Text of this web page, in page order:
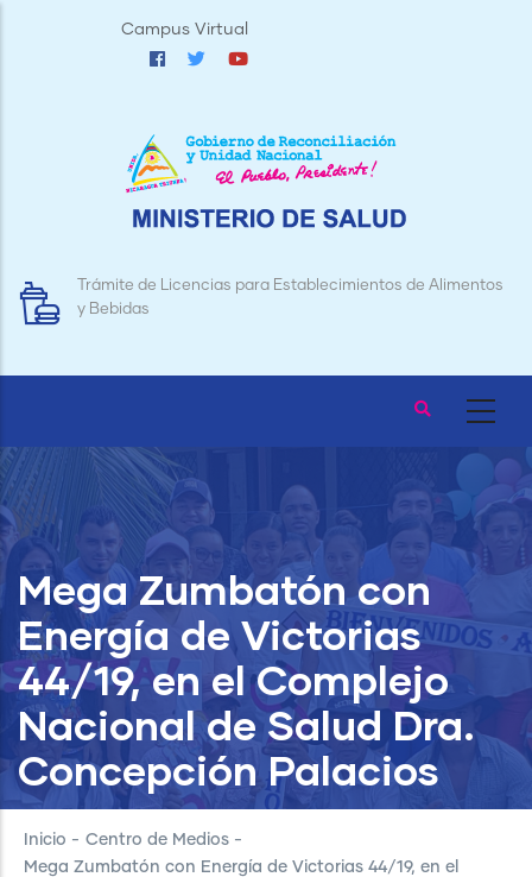
Campus Virtual
Trámite de Licencias para Establecimientos de Alimentos
y Bebidas
Mega Zumbatón con
Energía de Victorias
44/19, en el Complejo
Nacional de Salud Dra.
Concepción Palacios
Inicio - Centro de Medios -
Mega Zumbatón con Energía de Victorias 44/19, en el